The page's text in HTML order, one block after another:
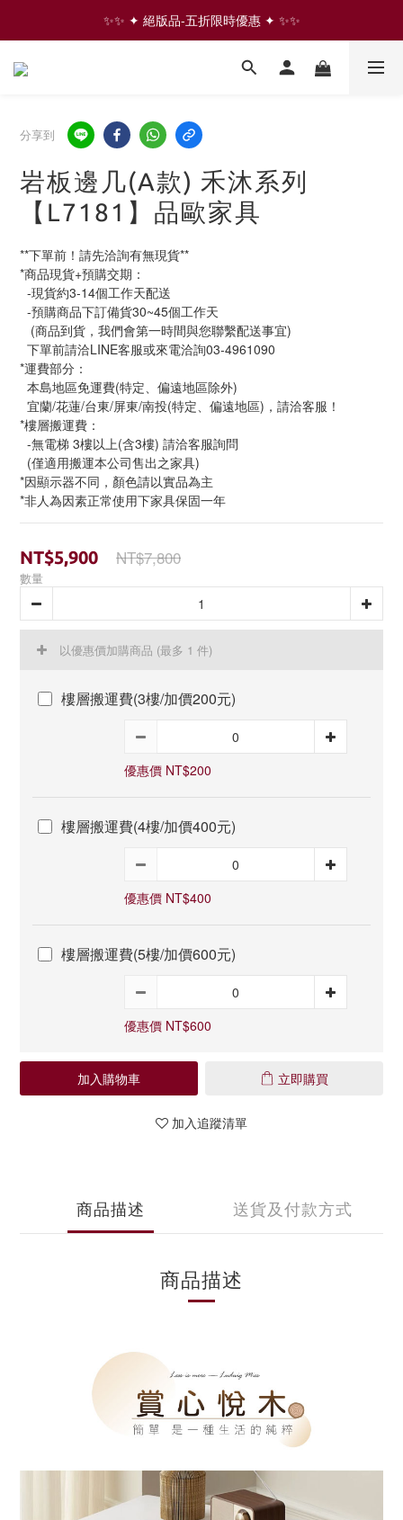
✨✨ ✦ 絕版品-五折限時優惠 ✦ ✨✨
✨✨ ✦ 絕版品-五折限時優惠 ✦ ✨✨
分享到
岩板邊几(A款) 禾沐系列
【L7181】品歐家具
**下單前！請先洽詢有無現貨**
*商品現貨+預購交期：
  -現貨約3-14個工作天配送
  -預購商品下訂備貨30~45個工作天
   (商品到貨，我們會第一時間與您聯繫配送事宜)
  下單前請洽LINE客服或來電洽詢03-4961090
*運費部分：
  本島地區免運費(特定、偏遠地區除外)
  宜蘭/花蓮/台東/屏東/南投(特定、偏遠地區)，請洽客服！
*樓層搬運費：
  -無電梯 3樓以上(含3樓) 請洽客服詢問
  (僅適用搬運本公司售出之家具)
*因顯示器不同，顏色請以實品為主
*非人為因素正常使用下家具保固一年
NT$5,900 NT$7,800
數量
以優惠價加購商品 (最多 1 件)
樓層搬運費(3樓/加價200元)
優惠價 NT$200
樓層搬運費(4樓/加價400元)
優惠價 NT$400
樓層搬運費(5樓/加價600元)
優惠價 NT$600
加入購物車 立即購買
加入追蹤清單
商品描述 送貨及付款方式
商品描述